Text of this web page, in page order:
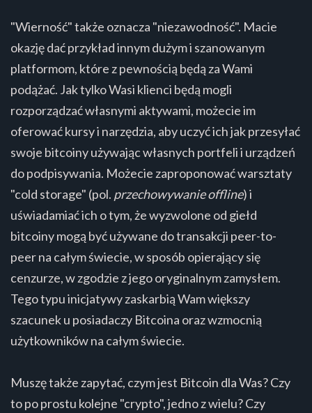
"Wierność" także oznacza "niezawodność". Macie
okazję dać przykład innym dużym i szanowanym
platformom, które z pewnością będą za Wami
podążać. Jak tylko Wasi klienci będą mogli
rozporządzać własnymi aktywami, możecie im
oferować kursy i narzędzia, aby uczyć ich jak przesyłać
swoje bitcoiny używając własnych portfeli i urządzeń
do podpisywania. Możecie zaproponować warsztaty
"cold storage" (pol. przechowywanie offline) i
uświadamiać ich o tym, że wyzwolone od giełd
bitcoiny mogą być używane do transakcji peer-to-
peer na całym świecie, w sposób opierający się
cenzurze, w zgodzie z jego oryginalnym zamysłem.
Tego typu inicjatywy zaskarbią Wam większy
szacunek u posiadaczy Bitcoina oraz wzmocnią
użytkowników na całym świecie.
Muszę także zapytać, czym jest Bitcoin dla Was? Czy
to po prostu kolejne "crypto", jedno z wielu? Czy